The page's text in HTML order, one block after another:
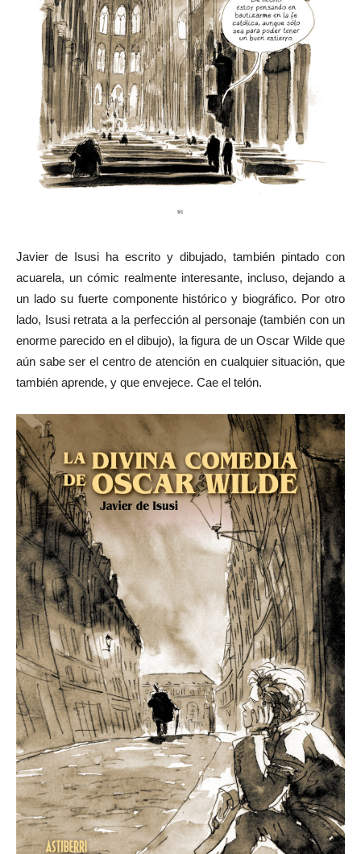
Javier de Isusi ha escrito y dibujado, también pintado con
acuarela, un cómic realmente interesante, incluso, dejando a
un lado su fuerte componente histórico y biográfico. Por otro
lado, Isusi retrata a la perfección al personaje (también con un
enorme parecido en el dibujo), la figura de un Oscar Wilde que
aún sabe ser el centro de atención en cualquier situación, que
también aprende, y que envejece. Cae el telón.